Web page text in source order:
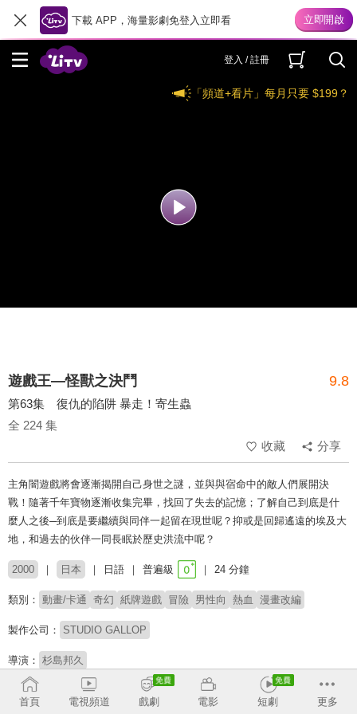
下載 APP，海量影劇免登入立即看
登入 / 註冊
「頻道+看片」每月只要 $199？
遊戲王—怪獸之決鬥 9.8
第63集 復仇的陷阱 暴走！寄生蟲
全 224 集
收藏
分享
主角闇遊戲將會逐漸揭開自己身世之謎，並與與宿命中的敵人們展開決
戰！隨著千年寶物逐漸收集完畢，找回了失去的記憶；了解自己到底是什
麼人之後─到底是要繼續與同伴一起留在現世呢？抑或是回歸遙遠的埃及大
地，和過去的伙伴一同長眠於歷史洪流中呢？
2000 日本 日語 普遍級 24 分鐘
類別： 動畫/卡通 奇幻 紙牌遊戲 冒險 男性向 熱血 漫畫改編
製作公司： STUDIO GALLOP
導演： 杉島邦久
配音： 風間俊介 齊藤真紀 近藤孝行 菊池英博 高橋廣樹
津田健次郎 竹内順子 井上遙- 松本梨香
首頁 電視頻道 戲劇 電影 短劇 更多